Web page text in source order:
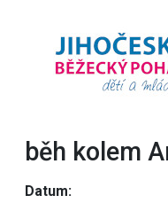
běh kolem
Datum: